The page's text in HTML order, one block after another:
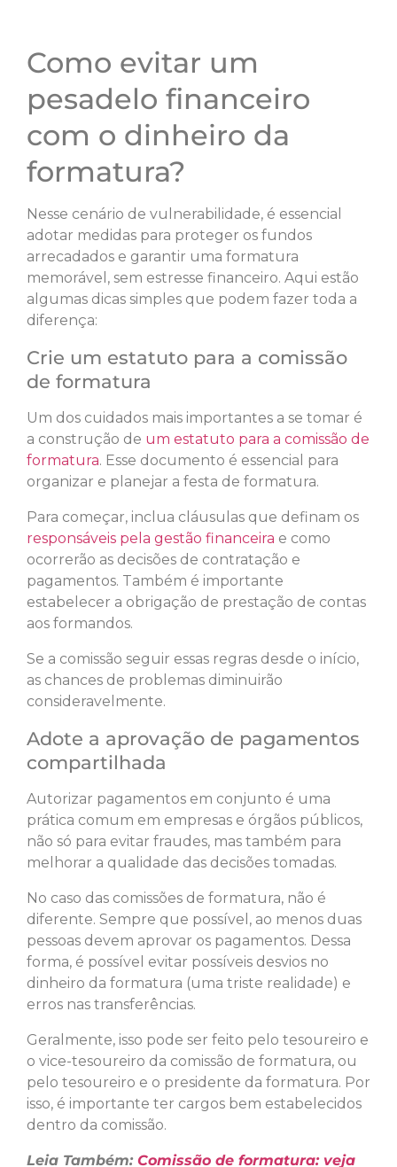
Como evitar um
pesadelo financeiro
com o dinheiro da
formatura?
Nesse cenário de vulnerabilidade, é essencial
adotar medidas para proteger os fundos
arrecadados e garantir uma formatura
memorável, sem estresse financeiro. Aqui estão
algumas dicas simples que podem fazer toda a
diferença:
Crie um estatuto para a comissão
de formatura
Um dos cuidados mais importantes a se tomar é
a construção de um estatuto para a comissão de
formatura. Esse documento é essencial para
organizar e planejar a festa de formatura.
Para começar, inclua cláusulas que definam os
responsáveis pela gestão financeira e como
ocorrerão as decisões de contratação e
pagamentos. Também é importante
estabelecer a obrigação de prestação de contas
aos formandos.
Se a comissão seguir essas regras desde o início,
as chances de problemas diminuirão
consideravelmente.
Adote a aprovação de pagamentos
compartilhada
Autorizar pagamentos em conjunto é uma
prática comum em empresas e órgãos públicos,
não só para evitar fraudes, mas também para
melhorar a qualidade das decisões tomadas.
No caso das comissões de formatura, não é
diferente. Sempre que possível, ao menos duas
pessoas devem aprovar os pagamentos. Dessa
forma, é possível evitar possíveis desvios no
dinheiro da formatura (uma triste realidade) e
erros nas transferências.
Geralmente, isso pode ser feito pelo tesoureiro e
o vice-tesoureiro da comissão de formatura, ou
pelo tesoureiro e o presidente da formatura. Por
isso, é importante ter cargos bem estabelecidos
dentro da comissão.
Leia Também: Comissão de formatura: veja